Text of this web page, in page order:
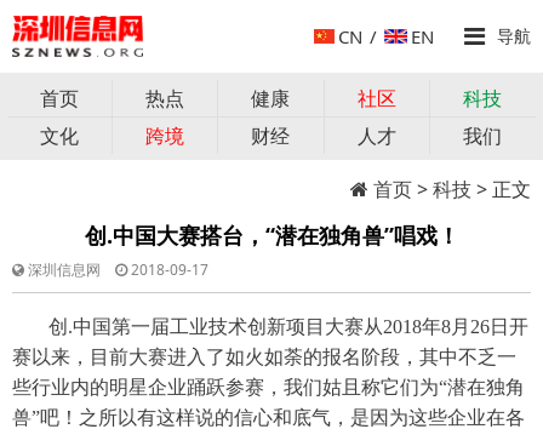
CN / EN 导航
首页 热点 健康 社区
科技
文化
跨境 财经 人才
我们
首页>科技> 正文
创.中国大赛搭台，“潜在独角兽”唱戏！
深圳信息网 2018-09-17
创 .中国第一届工业技术创新项目大赛从2018年8月26日开
赛以来，目前大赛进入了如火如荼的报名阶段，其中不乏一
些行业内的明星企业踊跃参赛，我们姑且称它们为“潜在独角
兽”吧！之所以有这样说的信心和底气，是因为这些企业在各